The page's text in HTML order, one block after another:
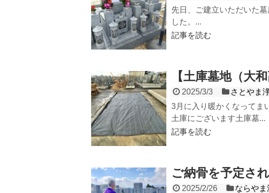
先日、ご建立いただいた
した。...
記事を読む
【土庫墓地（大
2025/3/3 さとやま
3月に入り暖かくなってま
土庫にございます土庫墓...
記事を読む
ご納骨を予定さ
2025/2/26 ならやま